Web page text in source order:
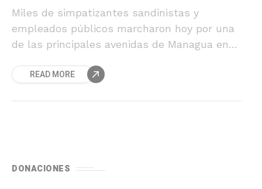
Miles de simpatizantes sandinistas y
empleados públicos marcharon hoy por una
de las principales avenidas de Managua en
mismo día en que opositores
READ MORE
DONACIONES